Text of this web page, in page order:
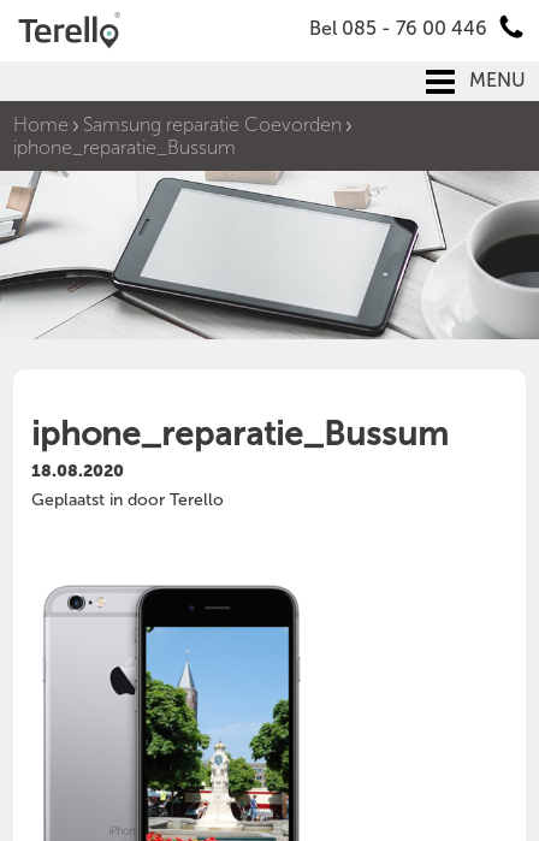
Bel 085 - 76 00 446
MENU
Home
Samsung reparatie Coevorden
iphone_reparatie_Bussum
iphone_reparatie_Bussum
18.08.2020
Geplaatst in door Terello